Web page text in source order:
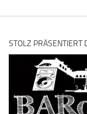
STOLZ PRÄSENTIERT